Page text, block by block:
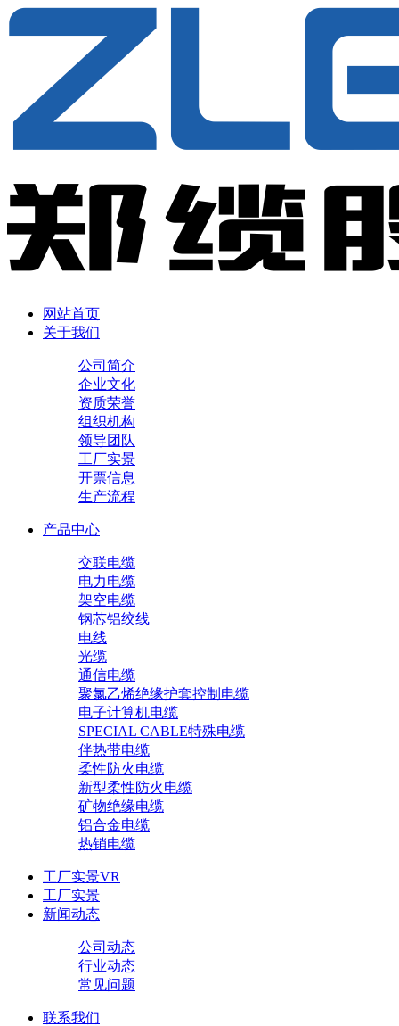
网站首页
关于我们
公司简介
企业文化
资质荣誉
组织机构
领导团队
工厂实景
开票信息
生产流程
产品中心
交联电缆
电力电缆
架空电缆
钢芯铝绞线
电线
光缆
通信电缆
聚氯乙烯绝缘护套控制电缆
电子计算机电缆
SPECIAL CABLE特殊电缆
伴热带电缆
柔性防火电缆
新型柔性防火电缆
矿物绝缘电缆
铝合金电缆
热销电缆
工厂实景VR
工厂实景
新闻动态
公司动态
行业动态
常见问题
联系我们